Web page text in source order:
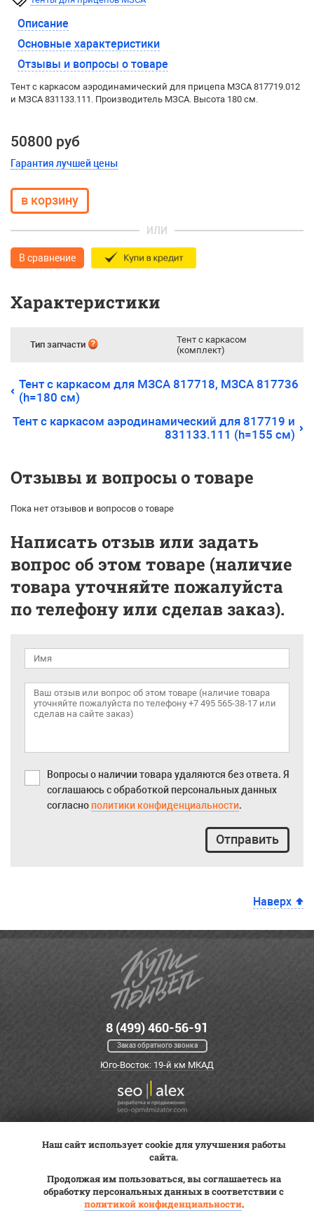
Описание
Основные характеристики
Отзывы и вопросы о товаре
Тент с каркасом аэродинамический для прицепа МЗСА 817719.012
и МЗСА 831133.111. Производитель МЗСА. Высота 180 см.
50800 руб
Гарантия лучшей цены
ИЛИ
В сравнение
Характеристики
Тип запчасти
Тент с каркасом
(комплект)
Тент с каркасом для МЗСА 817718, МЗСА 817736
(h=180 см)
Тент с каркасом аэродинамический для 817719 и
831133.111 (h=155 см)
Отзывы и вопросы о товаре
Пока нет отзывов и вопросов о товаре
Написать отзыв или задать
вопрос об этом товаре (наличие
товара уточняйте пожалуйста
по телефону или сделав заказ).
Вопросы о наличии товара удаляются без ответа. Я
соглашаюсь с обработкой персональных данных
согласно политики конфиденциальности.
Отправить
Наверх
8 (499) 460-56-91
Заказ обратного звонка
Юго-Восток: 19-й км МКАД
Постановка на учет
Трейд-ин
Статьи
ВК Видео
Наш сайт использует cookie для улучшения работы
сайта.
Продолжая им пользоваться, вы соглашаетесь на
обработку персональных данных в соответствии с
политикой конфиденциальности.